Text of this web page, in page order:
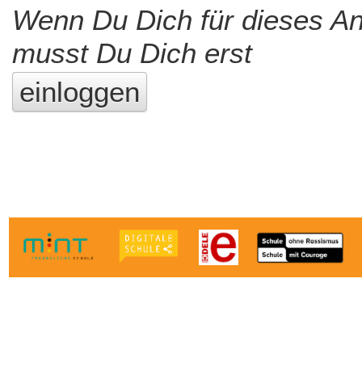
Wenn Du Dich für dieses
musst Du Dich erst
einloggen